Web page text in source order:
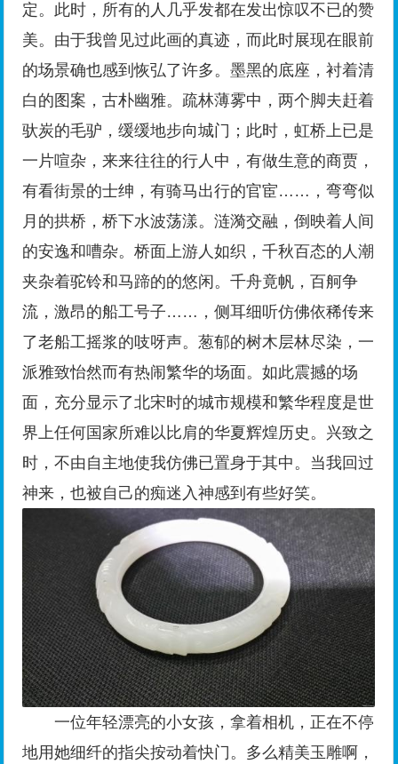
定。此时，所有的人几乎发都在发出惊叹不已的赞
美。由于我曾见过此画的真迹，而此时展现在眼前
的场景确也感到恢弘了许多。墨黑的底座，衬着清
白的图案，古朴幽雅。疏林薄雾中，两个脚夫赶着
驮炭的毛驴，缓缓地步向城门；此时，虹桥上已是
一片喧杂，来来往往的行人中，有做生意的商贾，
有看街景的士绅，有骑马出行的官宦……，弯弯似
月的拱桥，桥下水波荡漾。涟漪交融，倒映着人间
的安逸和嘈杂。桥面上游人如织，千秋百态的人潮
夹杂着驼铃和马蹄的的悠闲。千舟竟帆，百舸争
流，激昂的船工号子……，侧耳细听仿佛依稀传来
了老船工摇浆的吱呀声。葱郁的树木层林尽染，一
派雅致怡然而有热闹繁华的场面。如此震撼的场
面，充分显示了北宋时的城市规模和繁华程度是世
界上任何国家所难以比肩的华夏辉煌历史。兴致之
时，不由自主地使我仿佛已置身于其中。当我回过
神来，也被自己的痴迷入神感到有些好笑。
一位年轻漂亮的小女孩，拿着相机，正在不停
地用她细纤的指尖按动着快门。多么精美玉雕啊，